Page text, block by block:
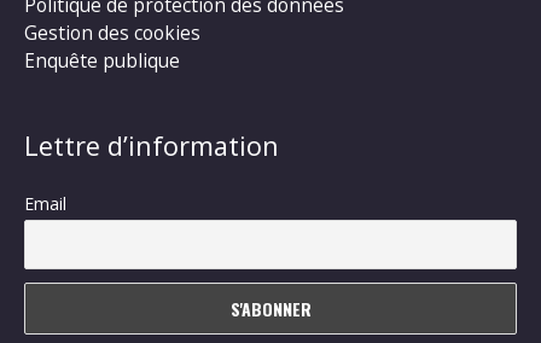
Gestion des cookies
Enquête publique
Lettre d’information
Email